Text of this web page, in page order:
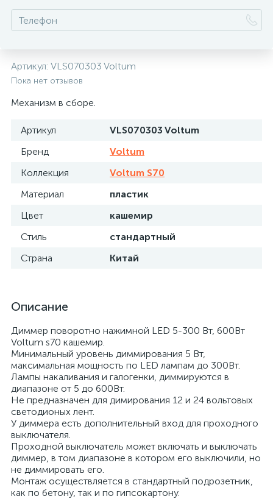
Артикул: VLS070303 Voltum
Пока нет отзывов
Механизм в сборе.
Артикул
VLS070303 Voltum
Бренд
Voltum
Коллекция
Voltum S70
Материал
пластик
Цвет
кашемир
Стиль
стандартный
Страна
Китай
Описание
Диммер поворотно нажимной LED 5-300 Вт, 600Вт
Voltum s70 кашемир.
Минимальный уровень диммирования 5 Вт,
максимальная мощность по LED лампам до 300Вт.
Лампы накаливания и галогенки, диммируются в
диапазоне от 5 до 600Вт.
Не предназначен для димирования 12 и 24 вольтовых
светодионых лент.
У диммера есть дополнительный вход для проходного
выключателя.
Проходной выключатель может включать и выключать
диммер, в том диапазоне в котором его выключили, но
не диммировать его.
Монтаж осуществляется в стандартный подрозетник,
как по бетону, так и по гипсокартону.